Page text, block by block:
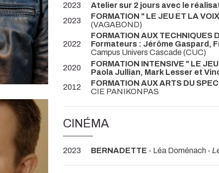
2023 Atelier sur 2 jours avec le
2023
FORMATION " LE JEU ET LA
(VAGABOND)
2022
FORMATION AUX TECHNIQUES
Formateurs : Jérôme Gaspard,
Campus Univers Cascade (CUC)
2020
FORMATION INTENSIVE " LE
Paola Jullian, Mark Lesser et
2012
FORMATION AUX ARTS DU
CIE PANIKONPAS
CINÉMA
2023 BERNADETTE - Léa Doménach -